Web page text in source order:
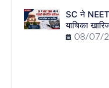
SC ने
याचिका
08/07/